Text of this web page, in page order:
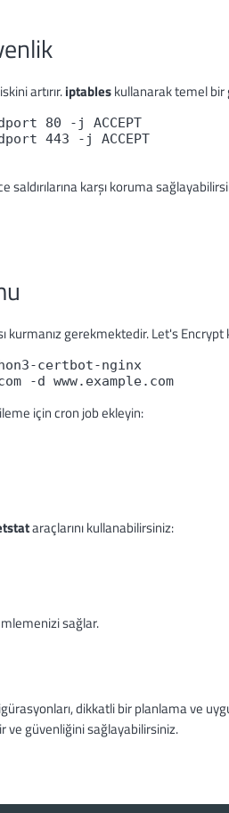
artırır.iptableskullanarak temel bir
80 -j ACCEPT
443 -j ACCEPT
karşı koruma
kurmanız gerekmektedir. Let's
certbot-nginx
-d www.example.com
için cron job ekleyin:
araçlarını kullanabilirsiniz:
sağlar.
dikkatli bir planlama ve
ve güvenliğini sağlayabilirsiniz.